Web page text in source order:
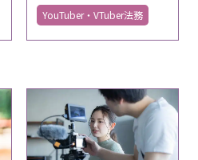
YouTuber・VTuber法務